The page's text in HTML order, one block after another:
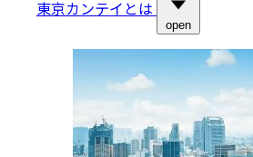
東京カンテイとは
open